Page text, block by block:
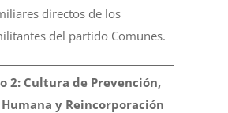
directos de los
del partido Comunes.
2: Cultura de Prevención,
y Reincorporación